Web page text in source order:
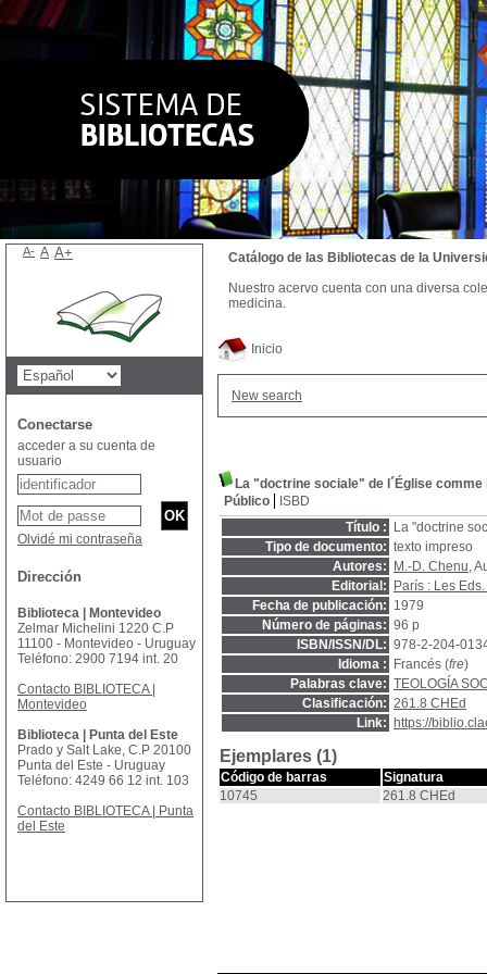
Inicio
New search
La "doctrine sociale" de l´Église comme
Público
ISBD
Título :
La "doctrine
Tipo de documento: texto impreso
Autores:
M.-D. Chenu,
Editorial:
París : Les
Fecha de publicación: 1979
Número de páginas: 96 p
ISBN/ISSN/DL: 978-2-204-
Idioma :
Francés (fre)
Palabras clave: TEOLOGÍA
Clasificación: 261.8 CHEd
Link:
https://
Ejemplares (1)
Código de barras
Signatura
10745
261.8 CHEd
Catálogo de las Bibliotecas de la
Nuestro acervo cuenta con una diversa
medicina.
A- A A+
Conectarse
acceder a su cuenta de
usuario
Olvidé mi contraseña
Dirección
Biblioteca | Montevideo
Zelmar Michelini 1220 C.P
11100 - Montevideo - Uruguay
Teléfono: 2900 7194 int. 20
Contacto BIBLIOTECA |
Montevideo
Biblioteca | Punta del Este
Prado y Salt Lake, C.P 20100
Punta del Este - Uruguay
Teléfono: 4249 66 12 int. 103
Contacto BIBLIOTECA | Punta
del Este